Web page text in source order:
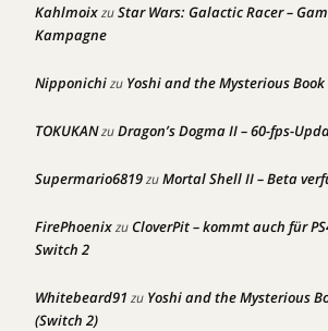
KahlmoixzuStar Wars: Galactic Racer –
Kampagne
Nipponichizu Yoshi and the Mysterious
TOKUKANzuDragon’s Dogma II – 60-fps-
Supermario6819zuMortal Shell II – Beta
FirePhoenixzuCloverPit – kommt auch für
Switch 2
Whitebeard91 zu Yoshi and the Mysterious
(Switch 2)